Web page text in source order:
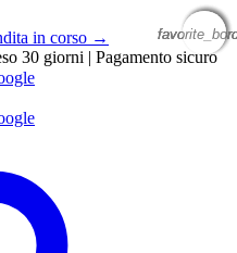
in corso →
30 giorni | Pagamento sicuro